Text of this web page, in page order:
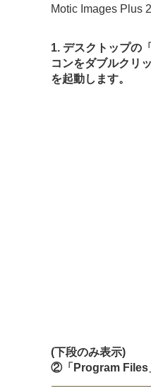
Motic Images Plus
1. デスクトップの
コンをダブルクリ
を起動します。
(下段のみ表示)
②「Program Files